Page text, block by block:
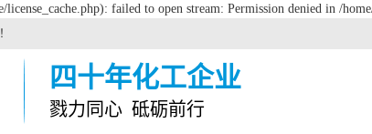
failed to open stream: Permission denied in /
四十年化工企业
戮力同心 砥砺前行